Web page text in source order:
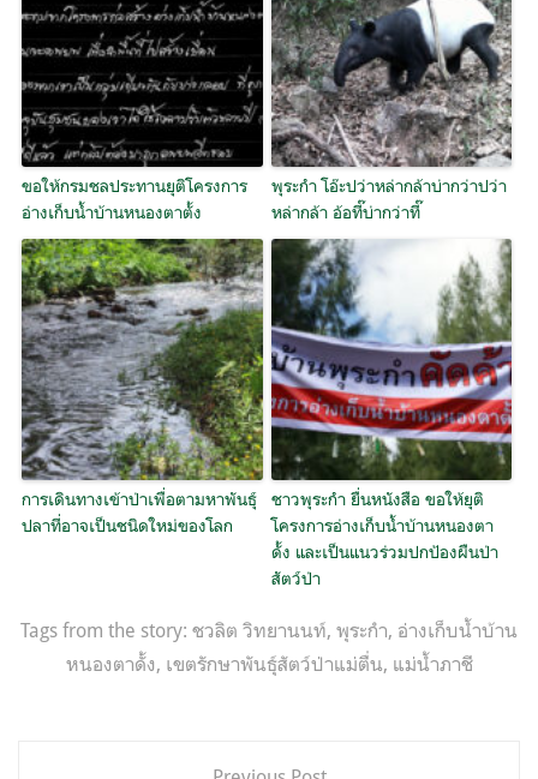
ขอให้กรมชลประทานยุติโครงการ
อ่างเก็บน้ำบ้านหนองตาตั้ง
พุระกำ โอ๊ะปว่าหล่ากล้าบ่ากว่าปว่า
หล่ากล้า อ้อที๊บ่ากว่าที๊
การเดินทางเข้าป่าเพื่อตามหาพันธุ์
ปลาที่อาจเป็นชนิดใหม่ของโลก
ชาวพุระกำ ยื่นหนังสือ ขอให้ยุติ
โครงการอ่างเก็บน้ำบ้านหนองตา
ดั้ง และเป็นแนวร่วมปกป้องผืนป่า
สัตว์ป่า
Tags from the story: ชวลิต วิทยานนท์, พุระกำ, อ่างเก็บน้ำบ้าน
หนองตาดั้ง, เขตรักษาพันธุ์สัตว์ป่าแม่ตื่น, แม่น้ำภาชี